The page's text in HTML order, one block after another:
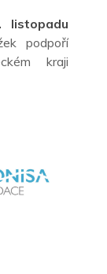
listopadu
podpoří
kraji